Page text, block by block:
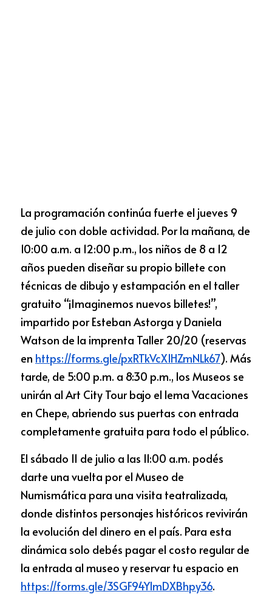
La programación continúa fuerte el jueves 9
de julio con doble actividad. Por la mañana, de
10:00 a.m. a 12:00 p.m., los niños de 8 a 12
años pueden diseñar su propio billete con
técnicas de dibujo y estampación en el taller
gratuito “¡Imaginemos nuevos billetes!”,
impartido por Esteban Astorga y Daniela
Watson de la imprenta Taller 20/20 (reservas
en https://forms.gle/pxRTkVcX1HZmNLk67). Más
tarde, de 5:00 p.m. a 8:30 p.m., los Museos se
unirán al Art City Tour bajo el lema Vacaciones
en Chepe, abriendo sus puertas con entrada
completamente gratuita para todo el público.
El sábado 11 de julio a las 11:00 a.m. podés
darte una vuelta por el Museo de
Numismática para una visita teatralizada,
donde distintos personajes históricos revivirán
la evolución del dinero en el país. Para esta
dinámica solo debés pagar el costo regular de
la entrada al museo y reservar tu espacio en
https://forms.gle/3SGF94Y1mDXBhpy36.